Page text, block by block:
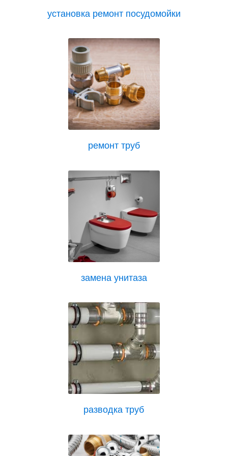
установка ремонт посудомойки
ремонт труб
замена унитаза
разводка труб